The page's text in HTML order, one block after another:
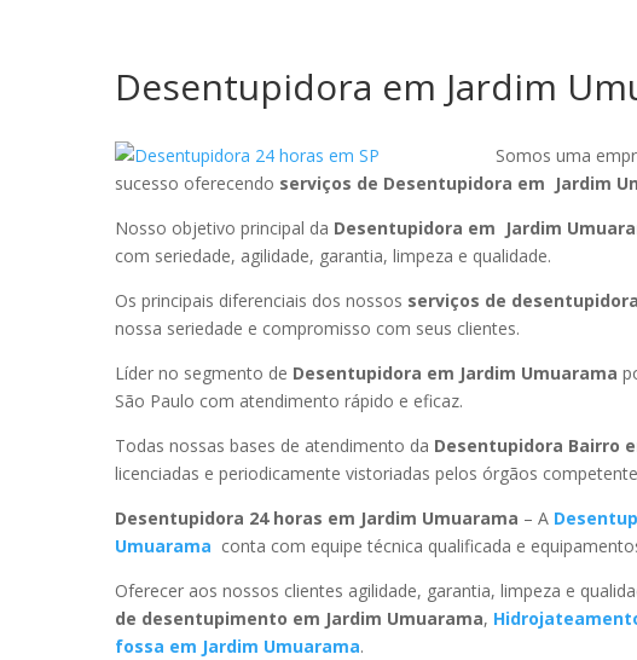
Desentupidora em Jardim
Somos uma
sucesso oferecendo serviços de Desentupidora em Jardim
Nosso objetivo principal da Desentupidora em Jardim
com seriedade, agilidade, garantia, limpeza e qualidade.
Os principais diferenciais dos nossos serviços de
nossa seriedade e compromisso com seus clientes.
Líder no segmento de Desentupidora em Jardim Umuarama
São Paulo com atendimento rápido e eficaz.
Todas nossas bases de atendimento da Desentupidora Bairro
licenciadas e periodicamente vistoriadas pelos órgãos
Desentupidora 24 horas em Jardim Umuarama – A
Umuarama conta com equipe técnica qualificada e
Oferecer aos nossos clientes agilidade, garantia, limpeza e
de desentupimento em Jardim Umuarama,
fossa em Jardim Umuarama.